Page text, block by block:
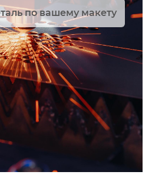
по вашему макету